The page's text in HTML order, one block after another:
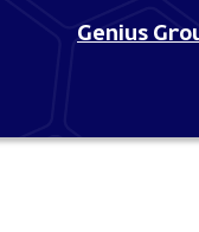
Genius